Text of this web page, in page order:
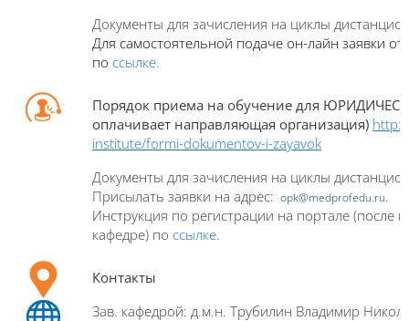
Документы для зачисления на циклы
Для самостоятельной подаче он-лайн заявки
по ссылке.
Порядок приема на обучение для
оплачивает направляющая организация)
institute/formi-dokumentov-i-zayavok
Документы для зачисления на циклы
Присылать заявки на адрес: opk@medprofedu.ru.
Инструкция по регистрации на портале (после
кафедре) по ссылке.
Контакты
Зав. кафедрой: д.м.н. Трубилин Владимир